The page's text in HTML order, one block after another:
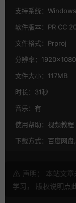
支持系统：
软件版本： PR CC
文件格式： Prproj
分辨率： 1920×1080
文件大小： 117MB
时长： 31秒
音乐： 有
使用帮助： 视频教程
下载方式： 百度网
声明： 本站文
学习， 版权说明点